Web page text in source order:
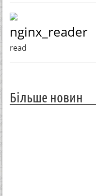
nginx_reader
read
Більше новин